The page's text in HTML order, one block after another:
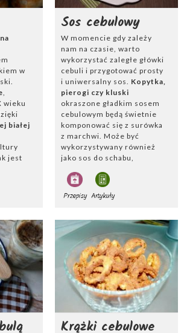
idealnie nada się do klusekalbo jako
Podczas wypiekania chleba i
cebuli, która nada im wyrazisty,
to, praktycznie samo w sobie
odrobina kiełbasy i
, a możemy cieszyć się smakowitym
zawdzięczasilnym substancjom
i witaminie C. Przez wieki cebula była
przeciwko szkorbutowi. Ze względu
mogła być przechowywana na
ze sobą w drogę.
w
,
wieku
białej
jest
jak i
Warto
Sos cebulowy
W momencie gdy zależy
nam na czasie, warto
wykorzystać zaległe główki
cebuli i przygotować prosty
i uniwersalny sos. Kopytka,
pierogi czy kluski
okraszone gładkim sosem
cebulowym będą świetnie
komponować się z surówka
z marchwi. Może być
wykorzystywany również
jako sos do schabu,
Blenderem miksujemy
całość , aby uzyskać gładki
płyn. Dodatek
zagęści konsystencję.
Przepisy Artykuły
Krążki cebulowe